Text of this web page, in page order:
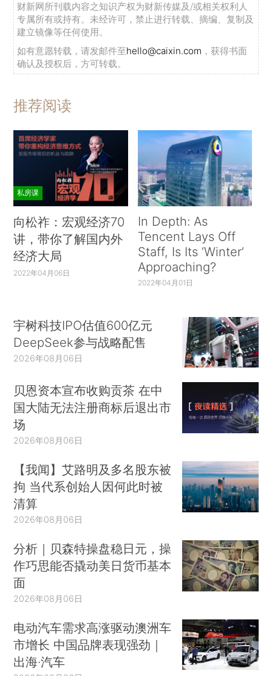
财新网所刊载内容之知识产权为财新传媒及/或相关权利人
专属所有或持有。未经许可，禁止进行转载、摘编、复制及
建立镜像等任何使用。
如有意愿转载，请发邮件至hello@caixin.com ，获得书面
确认及授权后，方可转载。
推荐阅读
私房课
向松祚：宏观经济70
讲，带你了解国内外
经济大局
2022年04月06日
In Depth: As
Tencent Lays Off
Staff, Is Its ‘Winter’
Approaching?
2022年04月01日
宇树科技IPO估值600亿元
DeepSeek参与战略配售
2026年08月06日
贝恩资本宣布收购贡茶 在中
国大陆无法注册商标后退出市
场
2026年08月06日
【我闻】艾路明及多名股东被
拘 当代系创始人因何此时被
清算
2026年08月06日
分析｜贝森特操盘稳日元，操
作巧思能否撬动美日货币基本
面
2026年08月06日
电动汽车需求高涨驱动澳洲车
市增长 中国品牌表现强劲｜
出海·汽车